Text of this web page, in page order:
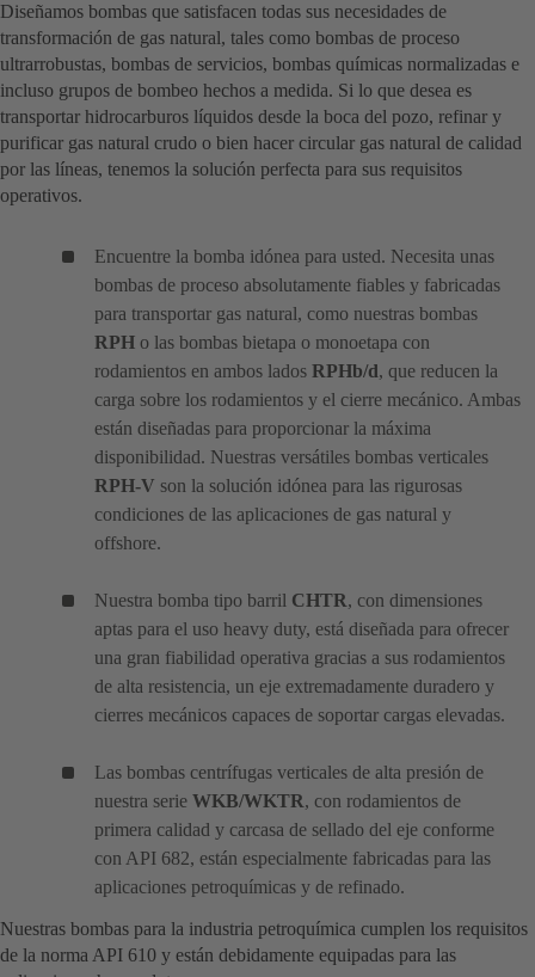
Diseñamos bombas que satisfacen todas sus necesidades de
transformación de gas natural, tales como bombas de proceso
ultrarrobustas, bombas de servicios, bombas químicas normalizadas e
incluso grupos de bombeo hechos a medida. Si lo que desea es
transportar hidrocarburos líquidos desde la boca del pozo, refinar y
purificar gas natural crudo o bien hacer circular gas natural de calidad
por las líneas, tenemos la solución perfecta para sus requisitos
operativos.
Encuentre la bomba idónea para usted. Necesita unas
bombas de proceso absolutamente fiables y fabricadas
para transportar gas natural, como nuestras bombas
RPH o las bombas bietapa o monoetapa con
rodamientos en ambos lados RPHb/d, que reducen la
carga sobre los rodamientos y el cierre mecánico. Ambas
están diseñadas para proporcionar la máxima
disponibilidad. Nuestras versátiles bombas verticales
RPH-V son la solución idónea para las rigurosas
condiciones de las aplicaciones de gas natural y
offshore.
Nuestra bomba tipo barril CHTR, con dimensiones
aptas para el uso heavy duty, está diseñada para ofrecer
una gran fiabilidad operativa gracias a sus rodamientos
de alta resistencia, un eje extremadamente duradero y
cierres mecánicos capaces de soportar cargas elevadas.
Las bombas centrífugas verticales de alta presión de
nuestra serie WKB/WKTR, con rodamientos de
primera calidad y carcasa de sellado del eje conforme
con API 682, están especialmente fabricadas para las
aplicaciones petroquímicas y de refinado.
Nuestras bombas para la industria petroquímica cumplen los requisitos
de la norma API 610 y están debidamente equipadas para las